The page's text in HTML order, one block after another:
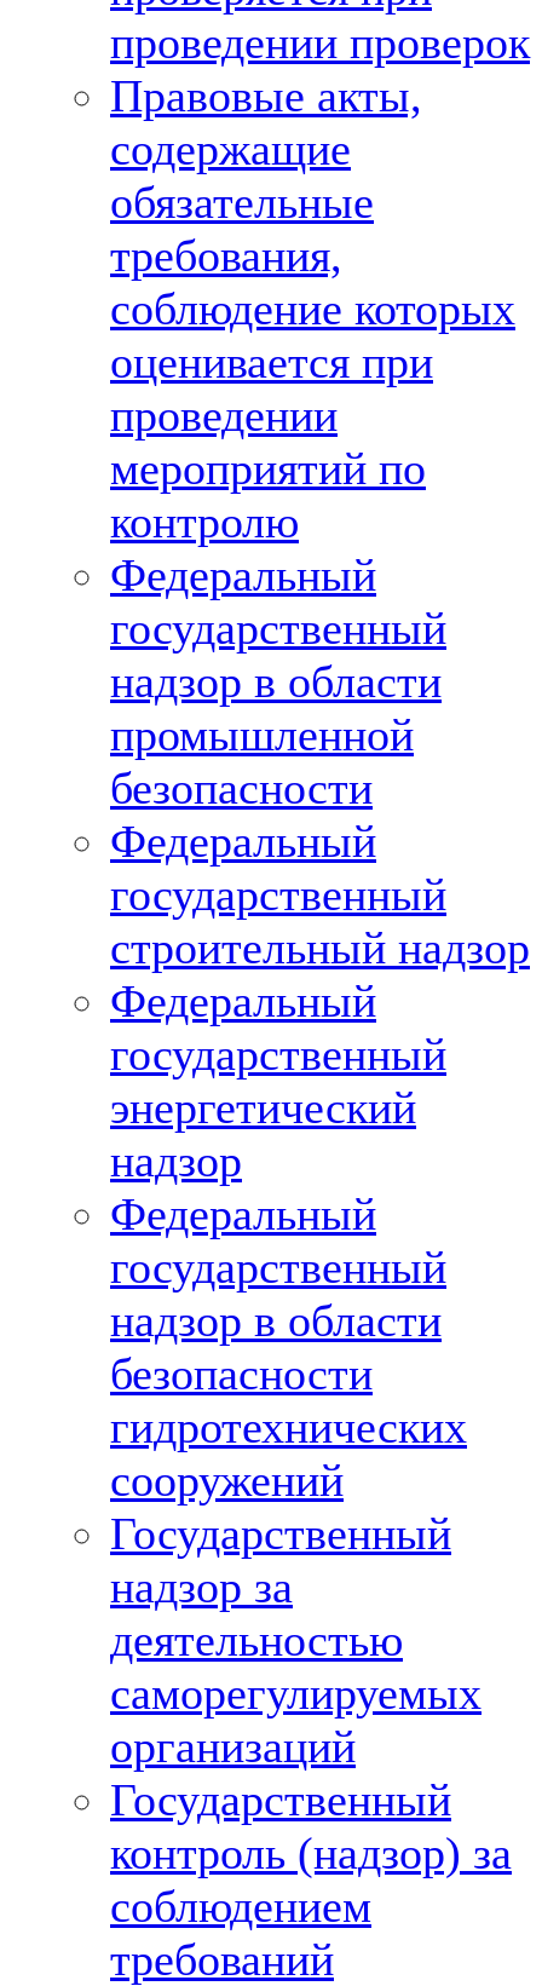
проведении проверок
Правовые акты,
содержащие
обязательные
требования,
соблюдение которых
оценивается при
проведении
мероприятий по
контролю
Федеральный
государственный
надзор в области
промышленной
безопасности
Федеральный
государственный
строительный надзор
Федеральный
государственный
энергетический
надзор
Федеральный
государственный
надзор в области
безопасности
гидротехнических
сооружений
Государственный
надзор за
деятельностью
саморегулируемых
организаций
Государственный
контроль (надзор) за
соблюдением
требований